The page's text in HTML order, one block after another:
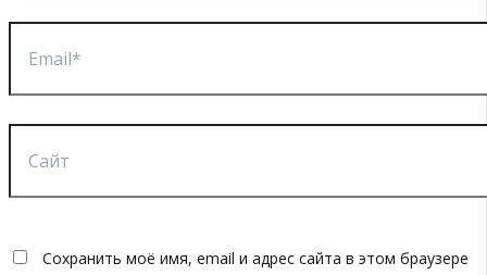
Сохранить моё имя, email и адрес сайта в этом браузере